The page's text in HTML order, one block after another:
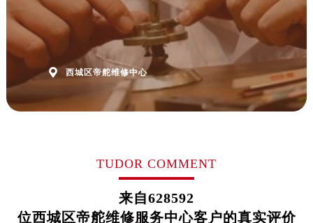
 西城区帝舵维修中心
TUDOR COMMENT
来自628592
位西城区帝舵维修服务中心客户的真实评价